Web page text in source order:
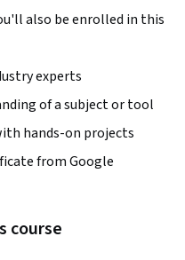
also be enrolled in this
experts
of a subject or tool
hands-on projects
from Google
course